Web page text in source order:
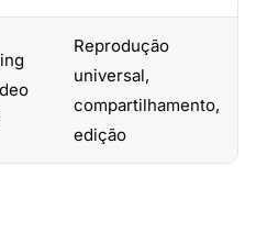
Reprodução
universal,
compartilhamento,
edição